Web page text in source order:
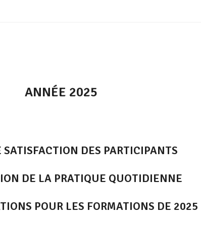
ANNÉE 2025
DES PARTICIPANTS
DE LA PRATIQUE QUOTIDIENNE
POUR LES FORMATIONS DE 2025